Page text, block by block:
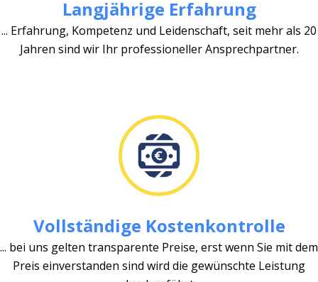
Langjährige Erfahrung
... Erfahrung, Kompetenz und Leidenschaft, seit mehr als 20
Jahren sind wir Ihr professioneller Ansprechpartner.
Vollständige Kostenkontrolle
... bei uns gelten transparente Preise, erst wenn Sie mit dem
Preis einverstanden sind wird die gewünschte Leistung